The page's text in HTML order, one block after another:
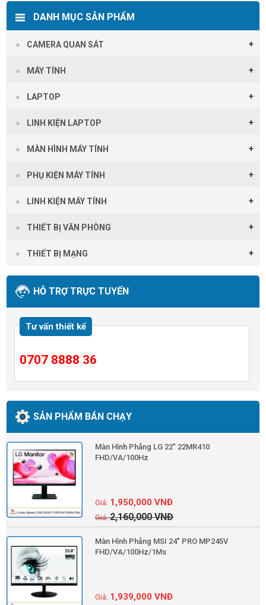
DANH MỤC SẢN PHẨM
CAMERA QUAN SÁT
MÁY TÍNH
LAPTOP
LINH KIỆN LAPTOP
MÀN HÌNH MÁY TÍNH
PHỤ KIỆN MÁY TÍNH
LINH KIỆN MÁY TÍNH
THIẾT BỊ VĂN PHÒNG
THIẾT BỊ MẠNG
HỖ TRỢ TRỰC TUYẾN
Tư vấn thiết kế
0707 8888 36
SẢN PHẨM BÁN CHẠY
Màn Hình Phẳng LG 22" 22MR410
FHD/VA/100Hz
2,160,000VNĐ
1,950,000VNĐ
Màn Hình Phẳng MSI 24" PRO MP245V
FHD/VA/100Hz/1Ms
1,939,000VNĐ